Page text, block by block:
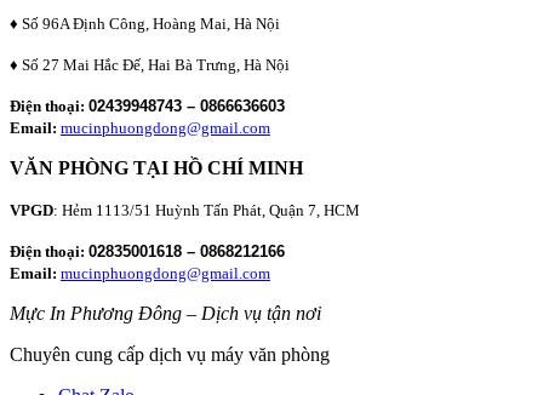
♦ Số 96A Định Công, Hoàng Mai, Hà Nội
♦ Số 27 Mai Hắc Đế, Hai Bà Trưng, Hà Nội
Điện thoại: 02439948743 – 0866636603
Email: mucinphuongdong@gmail.com
VĂN PHÒNG TẠI HỒ CHÍ MINH
VPGD: Hẻm 1113/51 Huỳnh Tấn Phát, Quận 7, HCM
Điện thoại: 02835001618 – 0868212166
Email: mucinphuongdong@gmail.com
Mực In Phương Đông – Dịch vụ tận nơi
Chuyên cung cấp dịch vụ máy văn phòng